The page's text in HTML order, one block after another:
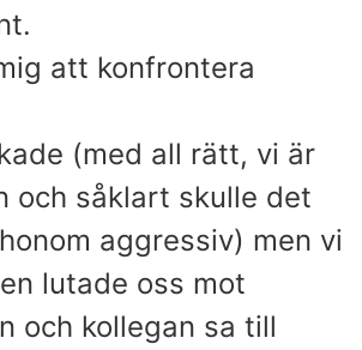
att konfrontera
(med all rätt, vi är
och såklart skulle det
aggressiv) men vi
lutade oss mot
och kollegan sa till